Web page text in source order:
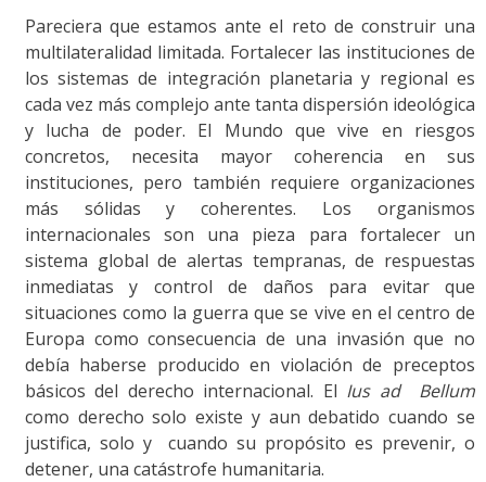
Pareciera que estamos ante el reto de construir una
multilateralidad limitada. Fortalecer las instituciones de
los sistemas de integración planetaria y regional es
cada vez más complejo ante tanta dispersión ideológica
y lucha de poder. El Mundo que vive en riesgos
concretos, necesita mayor coherencia en sus
instituciones, pero también requiere organizaciones
más sólidas y coherentes. Los organismos
internacionales son una pieza para fortalecer un
sistema global de alertas tempranas, de respuestas
inmediatas y control de daños para evitar que
situaciones como la guerra que se vive en el centro de
Europa como consecuencia de una invasión que no
debía haberse producido en violación de preceptos
básicos del derecho internacional. El Ius ad Bellum
como derecho solo existe y aun debatido cuando se
justifica, solo y cuando su propósito es prevenir, o
detener, una catástrofe humanitaria.